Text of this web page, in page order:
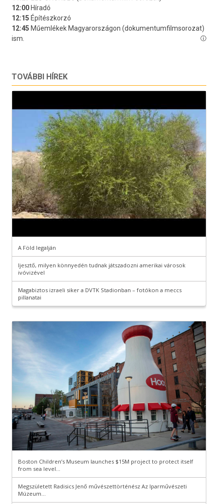
TOVÁBBI HÍREK